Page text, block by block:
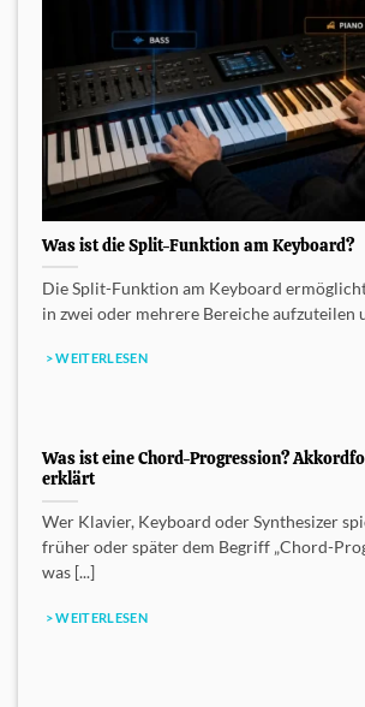
Was ist die Split-Funktion am Keyboard?
Die Split-Funktion am Keyboard
in zwei oder mehrere Bereiche aufzuteilen
> WEITERLESEN
Was ist eine Chord-Progression?
erklärt
Wer Klavier, Keyboard oder Synthesizer
früher oder später dem Begriff „Chord-
was [...]
> WEITERLESEN